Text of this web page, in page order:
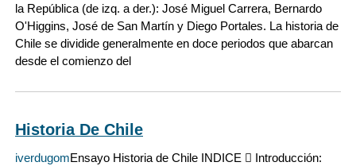
la República (de izq. a der.): José Miguel Carrera, Bernardo
O'Higgins, José de San Martín y Diego Portales. La historia de
Chile se dividide generalmente en doce periodos que abarcan
desde el comienzo del
Historia De Chile
iverdugomEnsayo Historia de Chile INDICE  Introducción: